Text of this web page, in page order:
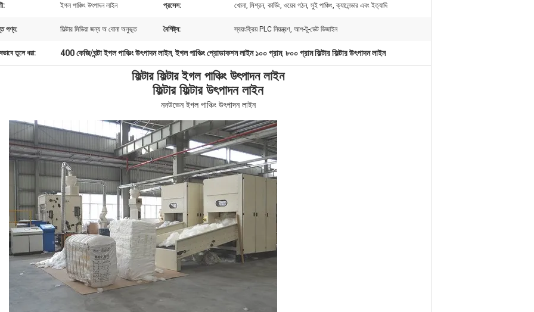
ইগল পাঞ্চিং উৎপাদন লাইন প্রসেস: খোলা, মিশ্রন, কার্ডিং, ওয়েব গঠন, সুই পাঞ্চিং, ক্যালেন্ডার এবং ইত্যাদি
পণ্য: ফিল্টার মিডিয়া জন্য অ বোনা অনুভূত বৈশিষ্ট্য: স্বয়ংক্রিয় PLC নিয়ন্ত্রণ, আপ-টু-ডেট ডিজাইন
তুলে ধরা: 400 কেজি/ঘন্টা ইগল পাঞ্চিং উৎপাদন লাইন, ইগল পাঞ্চিং প্রোডাকশন লাইন ১০০ গ্রাম, ৮০০ গ্রাম ফিল্টার ফিল্টার উৎপাদন লাইন
ফিল্টার ফিল্টার ইগল পাঞ্চিং উৎপাদন লাইন
ফিল্টার ফিল্টার উৎপাদন লাইন
ননউভেন ইগল পাঞ্চিং উৎপাদন লাইন